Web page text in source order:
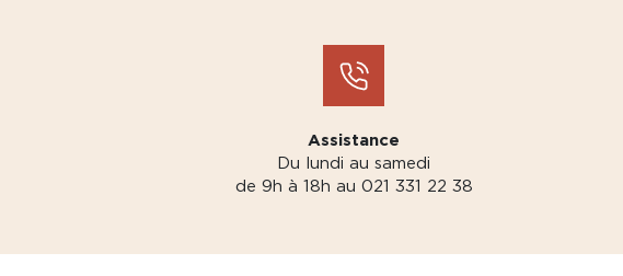
Assistance
Du lundi au samedi
de 9h à 18h au 021 331 22 38